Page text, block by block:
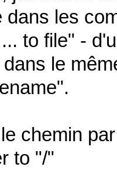
dans les
to file" -
le
chemin
to "/"